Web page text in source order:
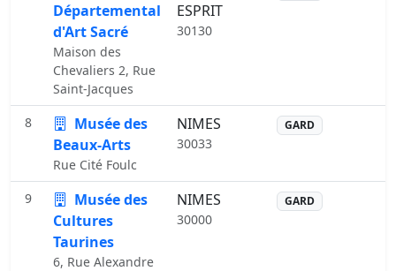
Départemental
d'Art Sacré
Maison des
Chevaliers 2, Rue
Saint-Jacques
ESPRIT
30130
8
Musée des
Beaux-Arts
Rue Cité Foulc
NIMES
30033
GARD
9
Musée des
Cultures
Taurines
6, Rue Alexandre
NIMES
30000
GARD